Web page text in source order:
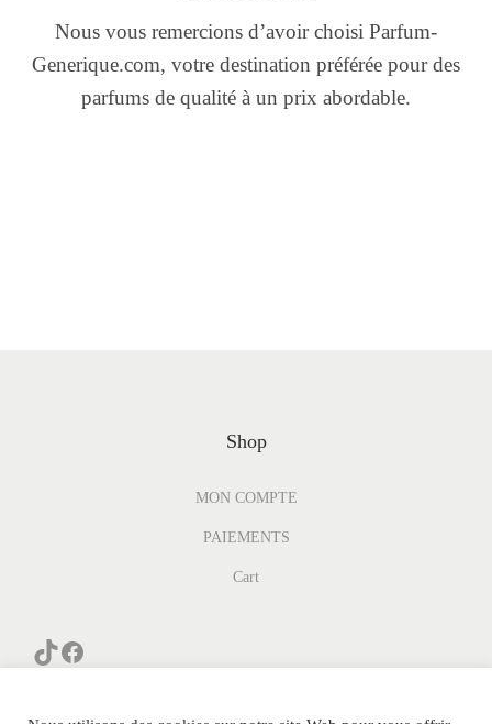
Nous vous remercions d’avoir choisi Parfum-
Generique.com, votre destination préférée pour des
parfums de qualité à un prix abordable.
Shop
MON COMPTE
PAIEMENTS
Cart